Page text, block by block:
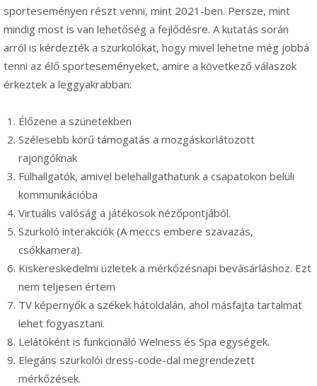
sporteseményen részt venni, mint 2021-ben. Persze, mint
mindig most is van lehetőség a fejlődésre. A kutatás során
arról is kérdezték a szurkolókat, hogy mivel lehetne még jobbá
tenni az élő sporteseményeket, amire a következő válaszok
érkeztek a leggyakrabban:
Élőzene a szünetekben
Szélesebb körű támogatás a mozgáskorlátozott
rajongóknak
Fülhallgatók, amivel belehallgathatunk a csapatokon belüli
kommunikációba
Virtuális valóság a játékosok nézőpontjából.
Szurkoló interakciók (A meccs embere szavazás,
csókkamera).
Kiskereskedelmi üzletek a mérkőzésnapi bevásárláshoz. Ezt
nem teljesen értem
TV képernyők a székek hátoldalán, ahol másfajta tartalmat
lehet fogyasztani.
Lelátóként is funkcionáló Welness és Spa egységek.
Elegáns szurkolói dress-code-dal megrendezett
mérkőzések.